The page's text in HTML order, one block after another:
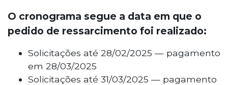
O cronograma segue a data em que o
pedido de ressarcimento foi realizado:
Solicitações até 28/02/2025 — pagamento
em 28/03/2025
Solicitações até 31/03/2025 — pagamento